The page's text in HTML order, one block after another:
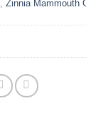
, Zinnia Mammouth